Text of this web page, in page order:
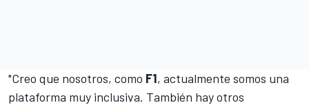
"Creo que nosotros, como F1, actualmente somos una
plataforma muy inclusiva. También hay otros